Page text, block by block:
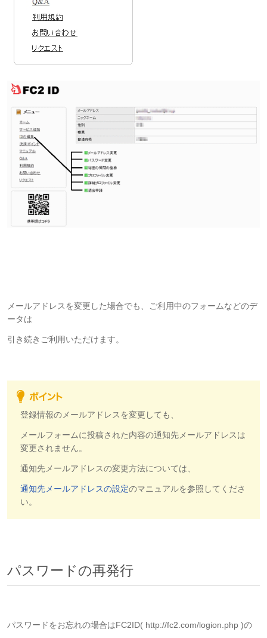
メールアドレスを変更した場合でも、ご利用中のフォームなどのデ
ータは
引き続きご利用いただけます。
登録情報のメールアドレスを変更しても、
メールフォームに投稿された内容の通知先メールアドレスは
変更されません。
通知先メールアドレスの変更方法については、
通知先メールアドレスの設定のマニュアルを参照してくださ
い。
パスワードの再発行
パスワードをお忘れの場合はFC2ID( http://fc2.com/logion.php )の